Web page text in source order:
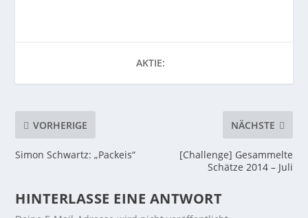
AKTIE:
VORHERIGE
Simon Schwartz: „Packeis“
NÄCHSTE
[Challenge] Gesammelte
Schätze 2014 – Juli
HINTERLASSE EINE ANTWORT